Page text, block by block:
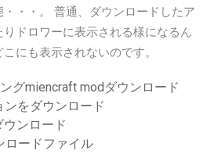
・・。 普通、ダウンロードしたア
ドロワーに表示される様になるん
にも表示されないのです。
グmiencraft modダウンロード
をダウンロード
ンロード
ロードファイル